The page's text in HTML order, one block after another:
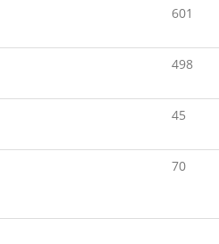
601
498
45
70